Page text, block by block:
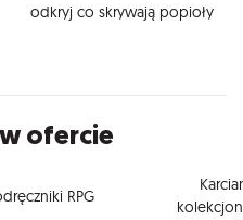
odkryj co skrywają popioły
ofercie
RPG